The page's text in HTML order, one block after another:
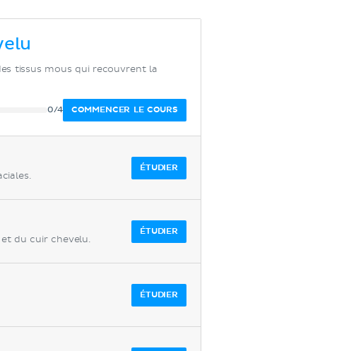
tissus mous qui recouvrent la
0/4 COMMENCER LE COURS
ÉTUDIER
du cuir chevelu.
ÉTUDIER
ÉTUDIER